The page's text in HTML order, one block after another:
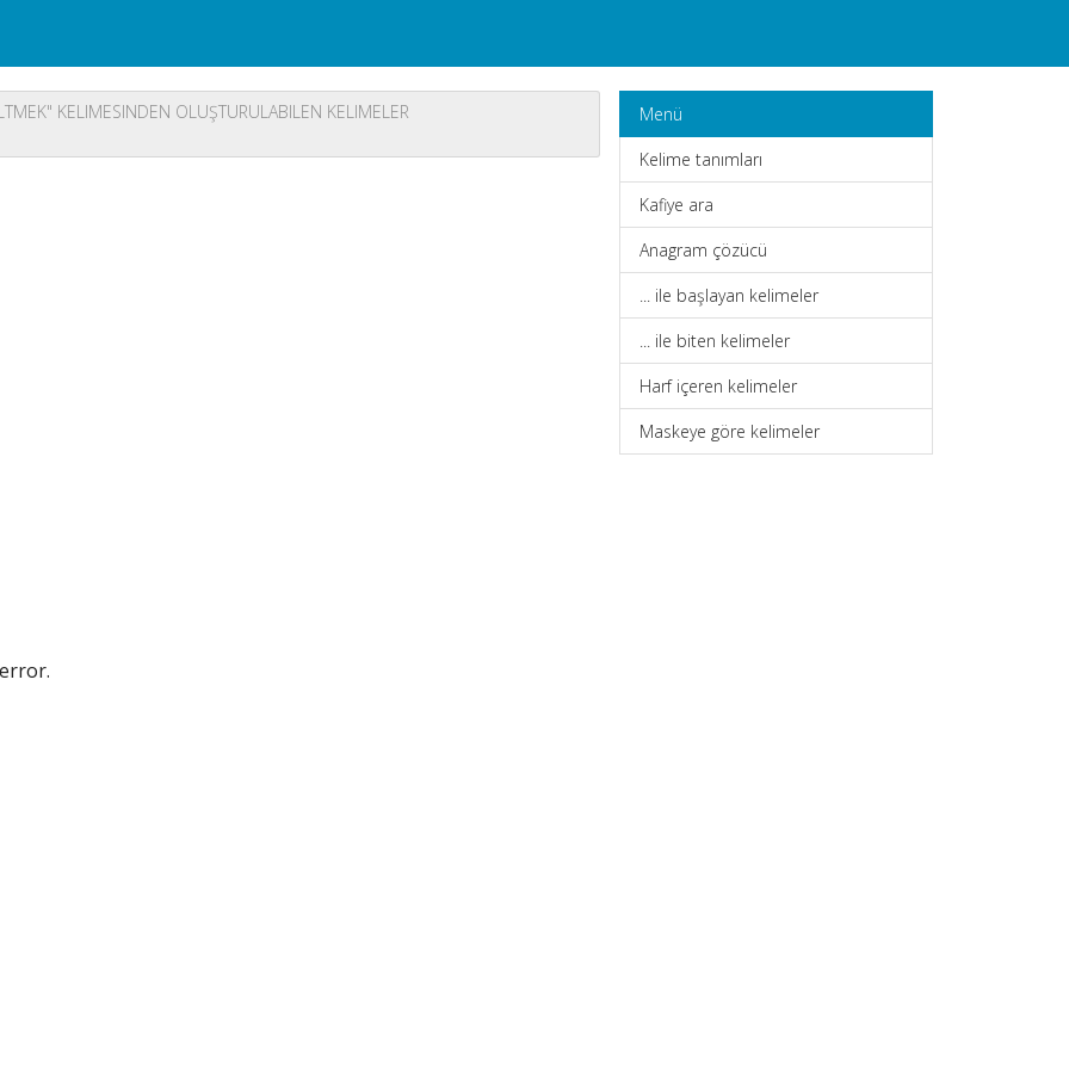
KELIMESINDEN OLUŞTURULABILEN KELIMELER
Menü
Kelime tanımları
Kafiye ara
Anagram çözücü
... ile başlayan kelimeler
... ile biten kelimeler
Harf içeren kelimeler
Maskeye göre kelimeler